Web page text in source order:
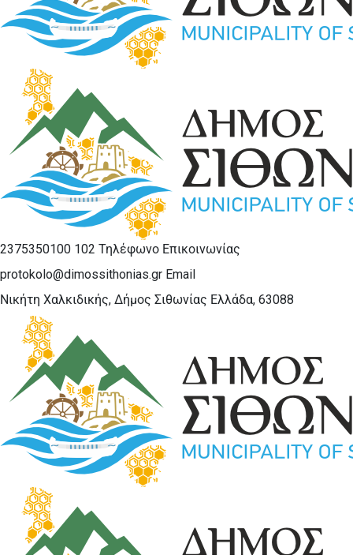
2375350100 102 Τηλέφωνο Επικοινωνίας
protokolo@dimossithonias.gr Email
Νικήτη Χαλκιδικής, Δήμος Σιθωνίας Ελλάδα, 63088